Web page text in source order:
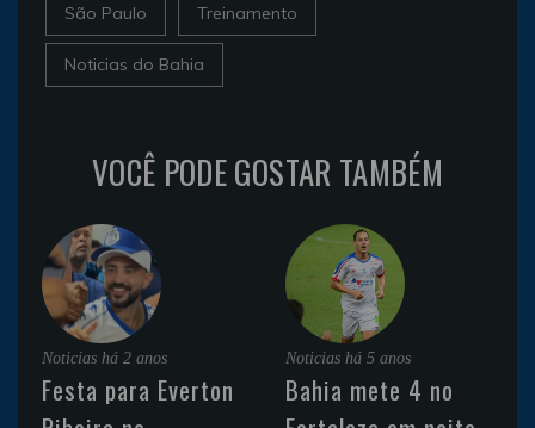
São Paulo Treinamento
Noticias do Bahia
VOCÊ PODE GOSTAR TAMBÉM
Noticias há 2 anos
Festa para Everton
Noticias há 5 anos
Bahia mete 4 no